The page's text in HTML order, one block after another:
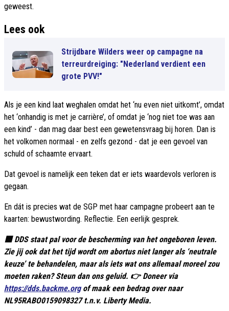
geweest.
Lees ook
Strijdbare Wilders weer op campagne na
terreurdreiging: "Nederland verdient een
grote PVV!"
Als je een kind laat weghalen omdat het ‘nu even niet uitkomt’, omdat
het ‘onhandig is met je carrière’, of omdat je ‘nog niet toe was aan
een kind’ - dan mag daar best een gewetensvraag bij horen. Dan is
het volkomen normaal - en zelfs gezond - dat je een gevoel van
schuld of schaamte ervaart.
Dat gevoel is namelijk een teken dat er iets waardevols verloren is
gegaan.
En dát is precies wat de SGP met haar campagne probeert aan te
kaarten: bewustwording. Reflectie. Een eerlijk gesprek.
🟦 DDS staat pal voor de bescherming van het ongeboren leven.
Zie jij ook dat het tijd wordt om abortus niet langer als ‘neutrale
keuze’ te behandelen, maar als iets wat ons allemaal moreel zou
moeten raken? Steun dan ons geluid. 👉 Doneer via
https://dds.backme.orgof maak een bedrag over naar
NL95RABO0159098327 t.n.v. Liberty Media.